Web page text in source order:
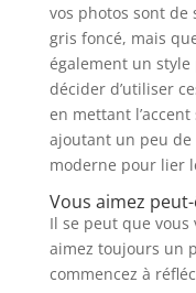
vos photos sont de
gris foncé, mais
également un style
décider d’utiliser
en mettant
ajoutant un peu
moderne pour lier
Vous aimez
Il se peut que
aimez toujours un
commencez à